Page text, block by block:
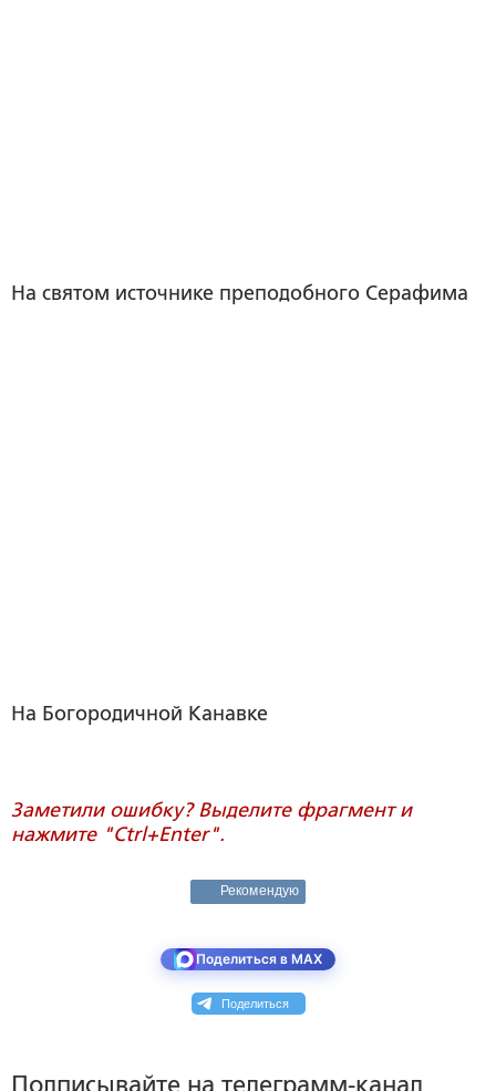
На святом источнике преподобного Серафима
На Богородичной Канавке
Заметили ошибку? Выделите фрагмент и
нажмите "Ctrl+Enter".
Рекомендую
Поделиться в MAX
Поделиться
Подписывайте на телеграмм-канал